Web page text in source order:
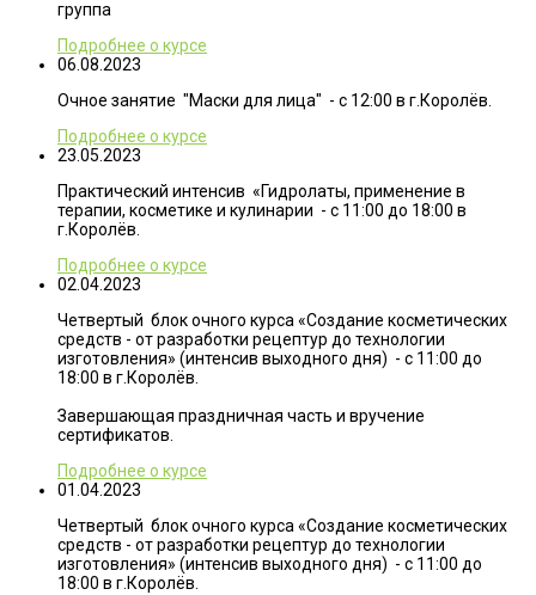
группа
Подробнее о курсе
06.08.2023
Очное занятие "Маски для лица" - с 12:00 в г.Королёв.
Подробнее о курсе
23.05.2023
Практический интенсив «Гидролаты, применение в
терапии, косметике и кулинарии - с 11:00 до 18:00 в
г.Королёв.
Подробнее о курсе
02.04.2023
Четвертый блок очного курса «Создание косметических
средств - от разработки рецептур до технологии
изготовления» (интенсив выходного дня) - с 11:00 до
18:00 в г.Королёв.
Завершающая праздничная часть и вручение
сертификатов.
Подробнее о курсе
01.04.2023
Четвертый блок очного курса «Создание косметических
средств - от разработки рецептур до технологии
изготовления» (интенсив выходного дня) - с 11:00 до
18:00 в г.Королёв.